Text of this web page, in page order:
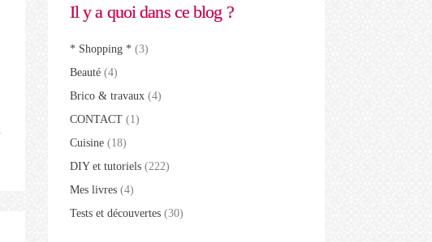
Il y a quoi dans ce blog ?
* Shopping *(3)
Beauté(4)
Brico & travaux(4)
CONTACT(1)
Cuisine(18)
DIY et tutoriels(222)
Mes livres(4)
Tests et découvertes(30)